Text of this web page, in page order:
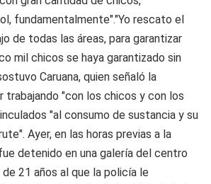
fundamentalmente"."Yo rescato el
de todas las áreas, para garantizar
mil chicos se haya garantizado sin
Caruana, quien señaló la
trabajando "con los chicos y con los
"al consumo de sustancia y su
Ayer, en las horas previas a la
detenido en una galería del centro
21 años al que la policía le